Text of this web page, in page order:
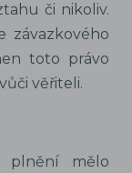
či nikoliv.
závazkového
toto právo
věřiteli.
plnění mělo